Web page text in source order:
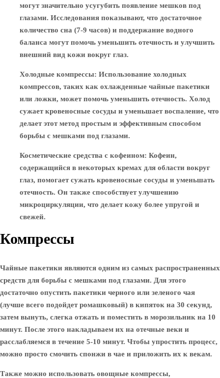
могут значительно усугубить появление мешков под
глазами. Исследования показывают, что достаточное
количество сна (7-9 часов) и поддержание водного
баланса могут помочь уменьшить отечность и улучшить
внешний вид кожи вокруг глаз.
Холодные компрессы: Использование холодных
компрессов, таких как охлажденные чайные пакетики
или ложки, может помочь уменьшить отечность. Холод
сужает кровеносные сосуды и уменьшает воспаление, что
делает этот метод простым и эффективным способом
борьбы с мешками под глазами.
Косметические средства с кофеином: Кофеин,
содержащийся в некоторых кремах для области вокруг
глаз, помогает сужать кровеносные сосуды и уменьшать
отечность. Он также способствует улучшению
микроциркуляции, что делает кожу более упругой и
свежей.
Компрессы
Чайные пакетики являются одним из самых распространенных
средств для борьбы с мешками под глазами. Для этого
достаточно опустить пакетики черного или зеленого чая
(лучше всего подойдет ромашковый) в кипяток на 30 секунд,
затем вынуть, слегка отжать и поместить в морозильник на 10
минут. После этого накладываем их на отечные веки и
расслабляемся в течение 5-10 минут. Чтобы упростить процесс,
можно просто смочить спонжи в чае и приложить их к векам.
Также можно использовать овощные компрессы,